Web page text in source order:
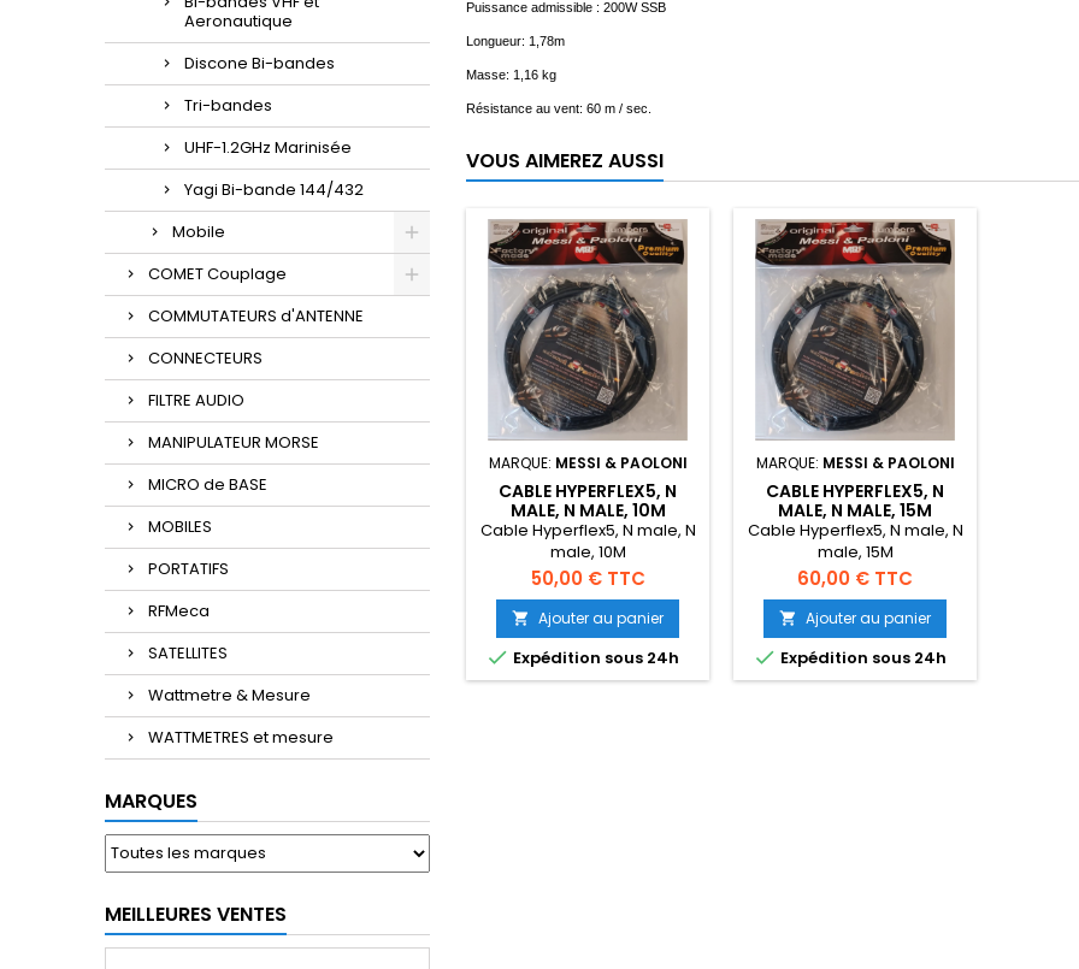
Aeronautique
Discone Bi-bandes
Tri-bandes
UHF-1.2GHz Marinisée
Yagi Bi-bande 144/432
Mobile
COMET Couplage
COMMUTATEURS d'ANTENNE
CONNECTEURS
FILTRE AUDIO
MANIPULATEUR MORSE
MICRO de BASE
MOBILES
PORTATIFS
RFMeca
SATELLITES
Wattmetre & Mesure
WATTMETRES et mesure
MARQUES
MEILLEURES VENTES
Puissance admissible : 200W SSB
Longueur: 1,78m
Masse: 1,16 kg
Résistance au vent: 60 m / sec.
VOUS AIMEREZ AUSSI
MARQUE: MESSI & PAOLONI
CABLE HYPERFLEX5, N
MALE, N MALE, 10M
Cable Hyperflex5, N male, N
male, 10M
Prix
50,00 € TTC
 Ajouter au panier
 Expédition sous 24h
MARQUE: MESSI & PAOLONI
CABLE HYPERFLEX5, N
MALE, N MALE, 15M
Cable Hyperflex5, N male, N
male, 15M
Prix
60,00 € TTC
 Ajouter au panier
 Expédition sous 24h